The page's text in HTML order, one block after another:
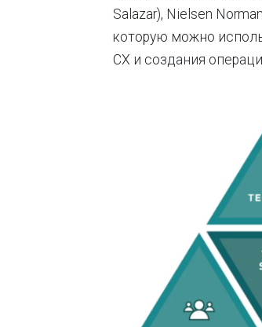
Salazar), Nielsen
которую можно
CX и создания